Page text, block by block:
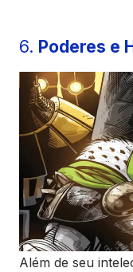
6. Poderes e
Além de seu